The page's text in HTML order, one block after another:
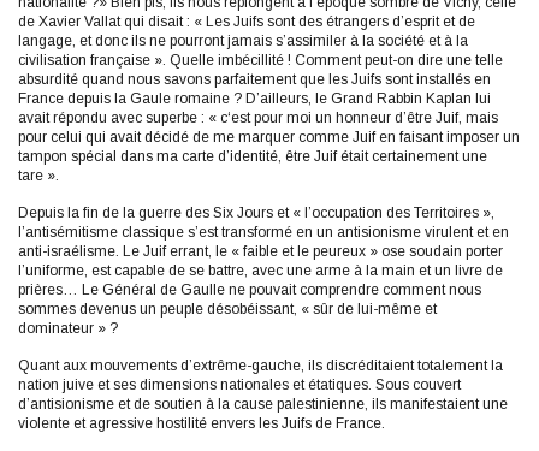
de Xavier Vallat qui disait : « Les Juifs sont des étrangers d’esprit et de
langage, et donc ils ne pourront jamais s’assimiler à la société et à la
civilisation française ». Quelle imbécillité ! Comment peut-on dire une telle
absurdité quand nous savons parfaitement que les Juifs sont installés en
France depuis la Gaule romaine ? D’ailleurs, le Grand Rabbin Kaplan lui
avait répondu avec superbe : « c‘est pour moi un honneur d’être Juif, mais
pour celui qui avait décidé de me marquer comme Juif en faisant imposer un
tampon spécial dans ma carte d’identité, être Juif était certainement une
tare ».
Depuis la fin de la guerre des Six Jours et « l’occupation des Territoires »,
l’antisémitisme classique s’est transformé en un antisionisme virulent et en
anti-israélisme. Le Juif errant, le « faible et le peureux » ose soudain porter
l’uniforme, est capable de se battre, avec une arme à la main et un livre de
prières… Le Général de Gaulle ne pouvait comprendre comment nous
sommes devenus un peuple désobéissant, « sûr de lui-même et
dominateur » ?
Quant aux mouvements d’extrême-gauche, ils discréditaient totalement la
nation juive et ses dimensions nationales et étatiques. Sous couvert
d’antisionisme et de soutien à la cause palestinienne, ils manifestaient une
violente et agressive hostilité envers les Juifs de France.